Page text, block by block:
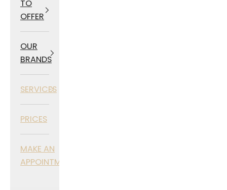
TO
OFFER
OUR
BRANDS
SERVICES
PRICES
MAKE AN
APPOINTMENT